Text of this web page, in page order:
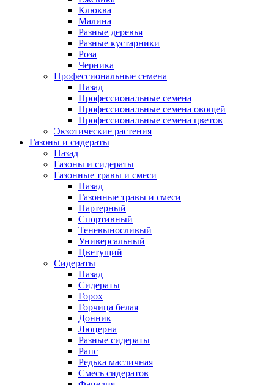
Клюква
Малина
Разные деревья
Разные кустарники
Роза
Черника
Профессиональные семена
Назад
Профессиональные семена
Профессиональные семена овощей
Профессиональные семена цветов
Экзотические растения
Газоны и сидераты
Назад
Газоны и сидераты
Газонные травы и смеси
Назад
Газонные травы и смеси
Партерный
Спортивный
Теневыносливый
Универсальный
Цветущий
Сидераты
Назад
Сидераты
Горох
Горчица белая
Донник
Люцерна
Разные сидераты
Рапс
Редька масличная
Смесь сидератов